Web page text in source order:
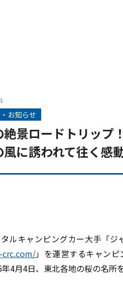
お知らせ
景ロードトリップ
風に誘われて往く感
ルキャンピングカー大手「ジ
crc.com/」を運営するキャン
4月4日、東北各地の桜の名所